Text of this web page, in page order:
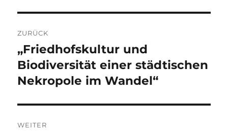
ZURÜCK
Vorheriger
Beitrag:
„Friedhofskultur und
Biodiversität einer städtischen
Nekropole im Wandel“
WEITER